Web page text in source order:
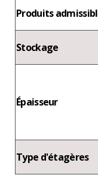
Produits
Stockage
Épaisseur
Type d'étagères